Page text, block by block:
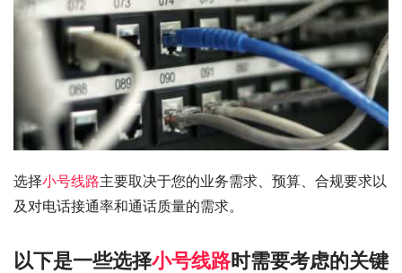
选择小号线路主要取决于您的业务需求、预算、合规要求以
及对电话接通率和通话质量的需求。
以下是一些选择小号线路时需要考虑的关键